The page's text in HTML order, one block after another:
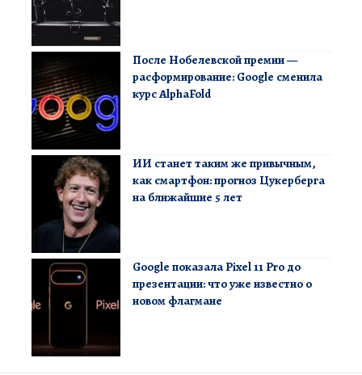
После Нобелевской премии —
расформирование: Google сменила
курс AlphaFold
ИИ станет таким же привычным,
как смартфон: прогноз Цукерберга
на ближайшие 5 лет
Google показала Pixel 11 Pro до
презентации: что уже известно о
новом флагмане